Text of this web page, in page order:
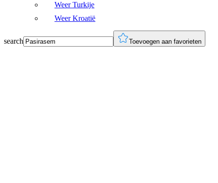
Weer Turkije
Weer Kroatië
search Toevoegen aan favorieten